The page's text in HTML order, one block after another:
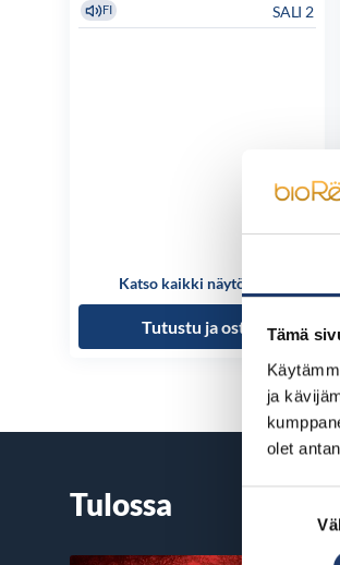
Tämä
ja
olet
FI SALI 2
Katso kaikki näytösajat
Tutustu ja osta
Tulossa